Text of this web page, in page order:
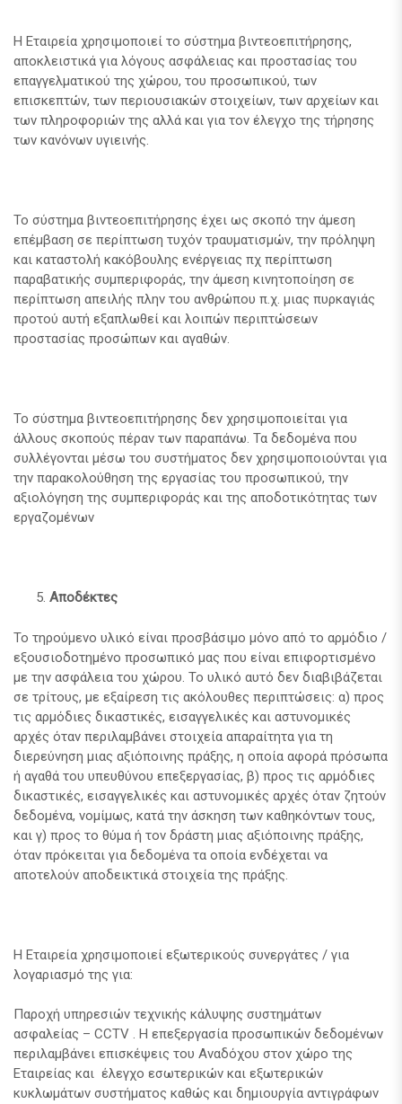
Η Εταιρεία χρησιμοποιεί το σύστημα βιντεοεπιτήρησης,
αποκλειστικά για λόγους ασφάλειας και προστασίας του
επαγγελματικού της χώρου, του προσωπικού, των
επισκεπτών, των περιουσιακών στοιχείων, των αρχείων και
των πληροφοριών της αλλά και για τον έλεγχο της τήρησης
των κανόνων υγιεινής.
Το σύστημα βιντεοεπιτήρησης έχει ως σκοπό την άμεση
επέμβαση σε περίπτωση τυχόν τραυματισμών, την πρόληψη
και καταστολή κακόβουλης ενέργειας πχ περίπτωση
παραβατικής συμπεριφοράς, την άμεση κινητοποίηση σε
περίπτωση απειλής πλην του ανθρώπου π.χ. μιας πυρκαγιάς
προτού αυτή εξαπλωθεί και λοιπών περιπτώσεων
προστασίας προσώπων και αγαθών.
Το σύστημα βιντεοεπιτήρησης δεν χρησιμοποιείται για
άλλους σκοπούς πέραν των παραπάνω. Τα δεδομένα που
συλλέγονται μέσω του συστήματος δεν χρησιμοποιούνται για
την παρακολούθηση της εργασίας του προσωπικού, την
αξιολόγηση της συμπεριφοράς και της αποδοτικότητας των
εργαζομένων
Αποδέκτες
Το τηρούμενο υλικό είναι προσβάσιμο μόνο από το αρμόδιο /
εξουσιοδοτημένο προσωπικό μας που είναι επιφορτισμένο
με την ασφάλεια του χώρου. Το υλικό αυτό δεν διαβιβάζεται
σε τρίτους, με εξαίρεση τις ακόλουθες περιπτώσεις: α) προς
τις αρμόδιες δικαστικές, εισαγγελικές και αστυνομικές
αρχές όταν περιλαμβάνει στοιχεία απαραίτητα για τη
διερεύνηση μιας αξιόποινης πράξης, η οποία αφορά πρόσωπα
ή αγαθά του υπευθύνου επεξεργασίας, β) προς τις αρμόδιες
δικαστικές, εισαγγελικές και αστυνομικές αρχές όταν ζητούν
δεδομένα, νομίμως, κατά την άσκηση των καθηκόντων τους,
και γ) προς το θύμα ή τον δράστη μιας αξιόποινης πράξης,
όταν πρόκειται για δεδομένα τα οποία ενδέχεται να
αποτελούν αποδεικτικά στοιχεία της πράξης.
Η Εταιρεία χρησιμοποιεί εξωτερικούς συνεργάτες / για
λογαριασμό της για:
Παροχή υπηρεσιών τεχνικής κάλυψης συστημάτων
ασφαλείας – CCTV . H επεξεργασία προσωπικών δεδομένων
περιλαμβάνει επισκέψεις του Αναδόχου στον χώρο της
Εταιρείας και έλεγχο εσωτερικών και εξωτερικών
κυκλωμάτων συστήματος καθώς και δημιουργία αντιγράφων